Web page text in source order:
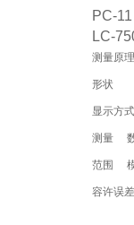
PC-
LC-
测量原
形状
显示方
测量
范围
容许误